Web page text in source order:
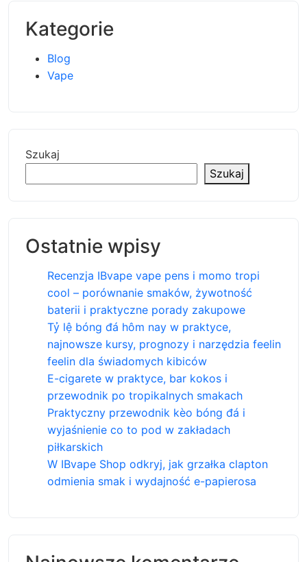
Kategorie
Blog
Vape
Szukaj
Szukaj
Ostatnie wpisy
Recenzja IBvape vape pens i momo tropi
cool – porównanie smaków, żywotność
baterii i praktyczne porady zakupowe
Tỷ lệ bóng đá hôm nay w praktyce,
najnowsze kursy, prognozy i narzędzia feelin
feelin dla świadomych kibiców
E-cigarete w praktyce, bar kokos i
przewodnik po tropikalnych smakach
Praktyczny przewodnik kèo bóng đá i
wyjaśnienie co to pod w zakładach
piłkarskich
W IBvape Shop odkryj, jak grzałka clapton
odmienia smak i wydajność e-papierosa